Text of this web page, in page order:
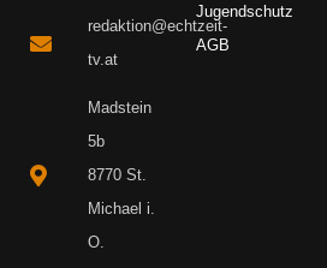
redaktion@echtzeit-
tv.at
Madstein
5b
8770 St.
Michael i.
O.
Jugendschutz
AGB